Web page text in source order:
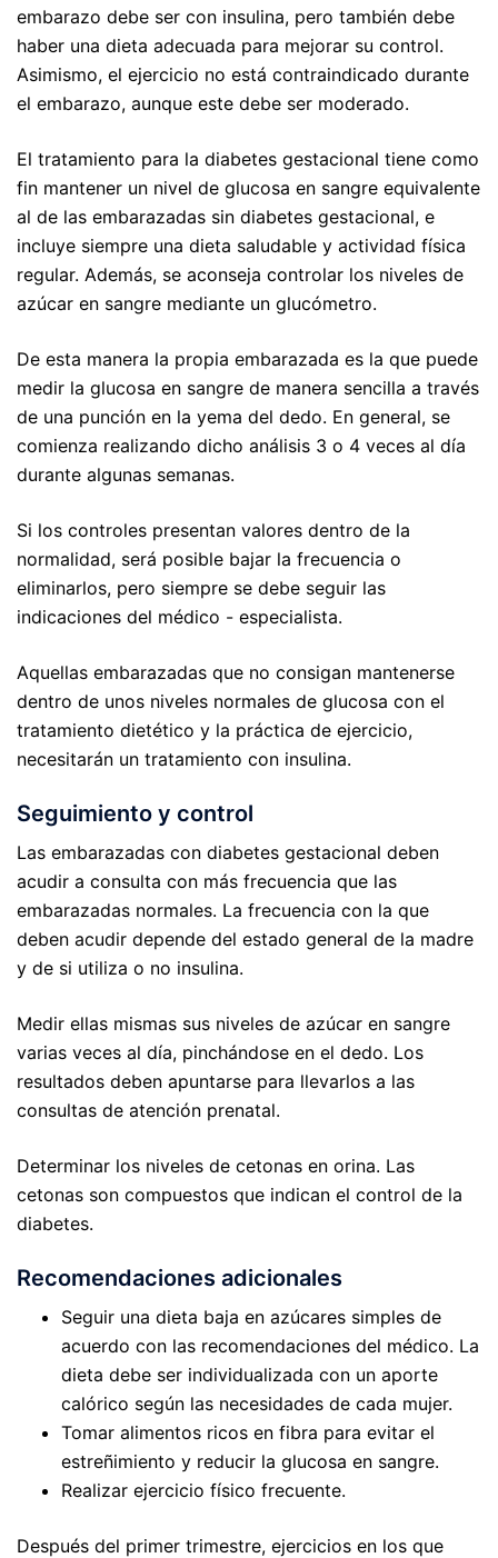
embarazo debe ser con insulina, pero también debe
haber una dieta adecuada para mejorar su control.
Asimismo, el ejercicio no está contraindicado durante
el embarazo, aunque este debe ser moderado.
El tratamiento para la diabetes gestacional tiene como
fin mantener un nivel de glucosa en sangre equivalente
al de las embarazadas sin diabetes gestacional, e
incluye siempre una dieta saludable y actividad física
regular. Además, se aconseja controlar los niveles de
azúcar en sangre mediante un glucómetro.
De esta manera la propia embarazada es la que puede
medir la glucosa en sangre de manera sencilla a través
de una punción en la yema del dedo. En general, se
comienza realizando dicho análisis 3 o 4 veces al día
durante algunas semanas.
Si los controles presentan valores dentro de la
normalidad, será posible bajar la frecuencia o
eliminarlos, pero siempre se debe seguir las
indicaciones del médico - especialista.
Aquellas embarazadas que no consigan mantenerse
dentro de unos niveles normales de glucosa con el
tratamiento dietético y la práctica de ejercicio,
necesitarán un tratamiento con insulina.
Seguimiento y control
Las embarazadas con diabetes gestacional deben
acudir a consulta con más frecuencia que las
embarazadas normales. La frecuencia con la que
deben acudir depende del estado general de la madre
y de si utiliza o no insulina.
Medir ellas mismas sus niveles de azúcar en sangre
varias veces al día, pinchándose en el dedo. Los
resultados deben apuntarse para llevarlos a las
consultas de atención prenatal.
Determinar los niveles de cetonas en orina. Las
cetonas son compuestos que indican el control de la
diabetes.
Recomendaciones adicionales
Seguir una dieta baja en azúcares simples de
acuerdo con las recomendaciones del médico. La
dieta debe ser individualizada con un aporte
calórico según las necesidades de cada mujer.
Tomar alimentos ricos en fibra para evitar el
estreñimiento y reducir la glucosa en sangre.
Realizar ejercicio físico frecuente.
Después del primer trimestre, ejercicios en los que